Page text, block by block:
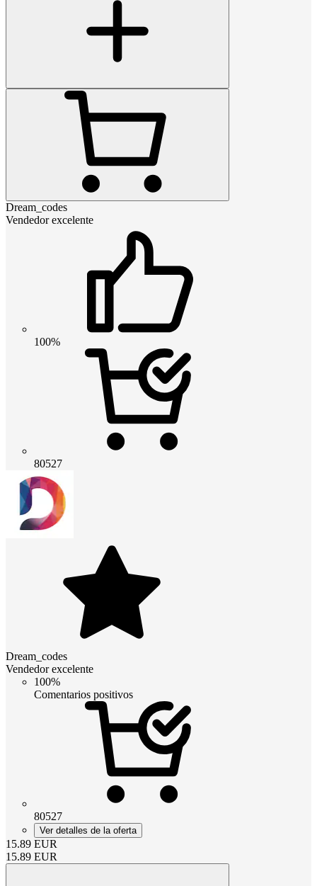
Dream_codes
Vendedor excelente
100%
80527
Dream_codes
Vendedor excelente
100%
Comentarios positivos
80527
Ver detalles de la oferta
15.89 EUR
15.89 EUR